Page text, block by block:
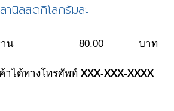
านิลสดกิโลกรัมละ
น 80.00 บาท
าได้ทางโทรศัพท์ XXX-XXX-XXXX